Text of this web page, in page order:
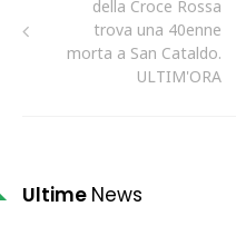
della Croce Rossa
trova una 40enne
morta a San Cataldo.
ULTIM'ORA
Ultime News